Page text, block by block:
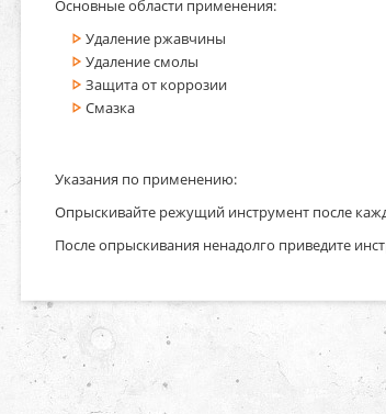
Основные области применения:
Удаление ржавчины
Удаление смолы
Защита от коррозии
Смазка
Указания по применению:
Опрыскивайте режущий инструмент после
После опрыскивания ненадолго приведите